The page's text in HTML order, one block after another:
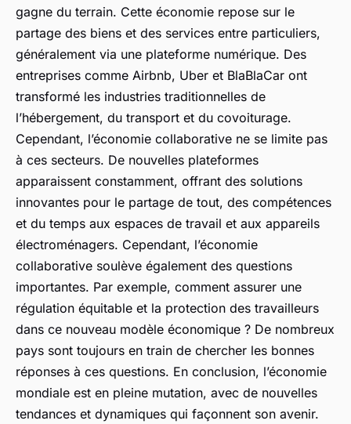
gagne du terrain. Cette économie repose sur le
partage des biens et des services entre particuliers,
généralement via une plateforme numérique. Des
entreprises comme Airbnb, Uber et BlaBlaCar ont
transformé les industries traditionnelles de
l’hébergement, du transport et du covoiturage.
Cependant, l’économie collaborative ne se limite pas
à ces secteurs. De nouvelles plateformes
apparaissent constamment, offrant des solutions
innovantes pour le partage de tout, des compétences
et du temps aux espaces de travail et aux appareils
électroménagers. Cependant, l’économie
collaborative soulève également des questions
importantes. Par exemple, comment assurer une
régulation équitable et la protection des travailleurs
dans ce nouveau modèle économique ? De nombreux
pays sont toujours en train de chercher les bonnes
réponses à ces questions. En conclusion, l’économie
mondiale est en pleine mutation, avec de nouvelles
tendances et dynamiques qui façonnent son avenir.